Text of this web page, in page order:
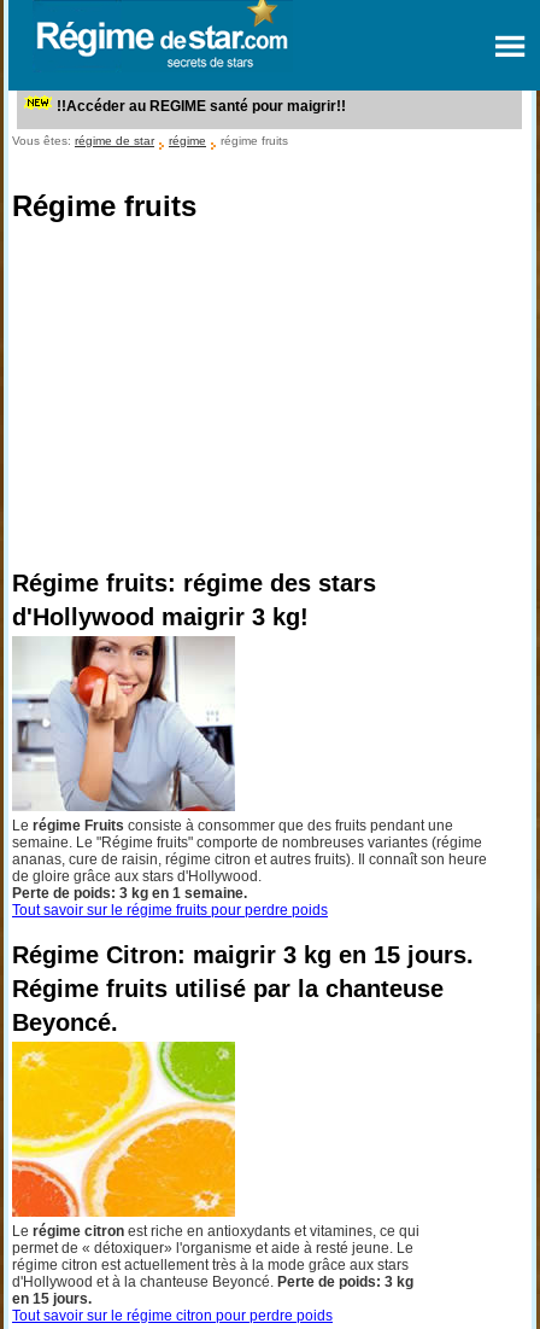
!!Accéder au REGIME santé pour maigrir!!
Vous êtes: régime de star régime régime fruits
Régime fruits
Régime fruits: régime des stars
d'Hollywood maigrir 3 kg!
Le régime Fruits consiste à consommer que des fruits pendant une
semaine. Le "Régime fruits" comporte de nombreuses variantes (régime
ananas, cure de raisin, régime citron et autres fruits). Il connaît son heure
de gloire grâce aux stars d'Hollywood.
Perte de poids: 3 kg en 1 semaine.
Tout savoir sur le régime fruits pour perdre poids
Régime Citron: maigrir 3 kg en 15 jours.
Régime fruits utilisé par la chanteuse
Beyoncé.
Le régime citron est riche en antioxydants et vitamines, ce qui
permet de « détoxiquer» l'organisme et aide à resté jeune. Le
régime citron est actuellement très à la mode grâce aux stars
d'Hollywood et à la chanteuse Beyoncé. Perte de poids: 3 kg
en 15 jours.
Tout savoir sur le régime citron pour perdre poids